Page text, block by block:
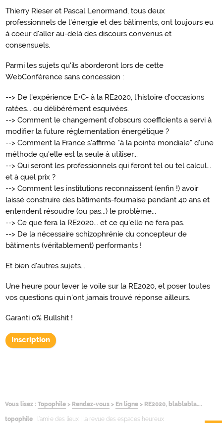
Thierry Rieser et Pascal Lenormand, tous deux
professionnels de l'énergie et des bâtiments, ont toujours eu
à coeur d'aller au-delà des discours convenus et
consensuels.
Parmi les sujets qu'ils aborderont lors de cette
WebConférence sans concession :
--> De l'expérience E+C- à la RE2020, l'histoire d'occasions
ratées... ou délibérément esquivées.
--> Comment le changement d'obscurs coefficients a servi à
modifier la future réglementation énergétique ?
--> Comment la France s'affirme "à la pointe mondiale" d'une
méthode qu'elle est la seule à utiliser...
--> Qui seront les professionnels qui feront tel ou tel calcul...
et à quel prix ?
--> Comment les institutions reconnaissent (enfin !) avoir
laissé construire des bâtiments-fournaise pendant 40 ans et
entendent résoudre (ou pas...) le problème...
--> Ce que fera la RE2020... et ce qu'elle ne fera pas.
--> De la nécessaire schizophrénie du concepteur de
bâtiments (véritablement) performants !
Et bien d'autres sujets...
Une heure pour lever le voile sur la RE2020, et poser toutes
vos questions qui n'ont jamais trouvé réponse ailleurs.
Garanti 0% Bullshit !
Inscription
Vous lisez : Topophile > Rendez-vous > En ligne > RE2020, blablabla….
topophile l’ami·e des lieux | la revue des espaces heureux